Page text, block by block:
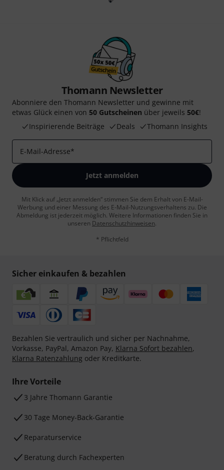
Thomann Newsletter
Abonniere den Thomann Newsletter und gewinne mit
etwas Glück einen von 50 Gutscheinen über jeweils 50€!
Inspirierende Beiträge
Deals Thomann Insights
E-Mail-Adresse*
Jetzt anmelden
Mit Klick auf „Jetzt anmelden“ stimmen Sie dem Erhalt von E-Mail-
Werbung und einer Messung des E-Mail-Nutzungsverhaltens zu. Die
Abmeldung ist jederzeit möglich. Weitere Informationen finden Sie in
unseren Datenschutzhinweisen.
* Pflichtfeld
Sicher einkaufen & bezahlen
Bezahlen Sie vertraulich und sicher per Nachnahme,
Vorkasse, PayPal, Amazon Pay, Klarna Sofort bezahlen,
Klarna Ratenzahlung oder Kreditkarte.
Ihre Vorteile
3 Jahre Thomann Garantie
30 Tage Money-Back-Garantie
Reparaturservice
Beratung durch Fachexperten